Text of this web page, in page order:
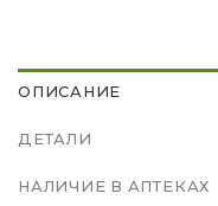
ОПИСАНИЕ
ДЕТАЛИ
НАЛИЧИЕ В АПТЕКАХ